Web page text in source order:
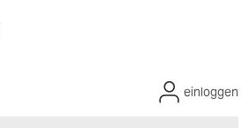
einloggen